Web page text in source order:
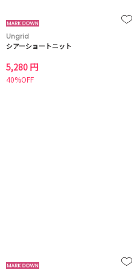
Ungrid
シアーショートニット
5,280 円
40%OFF